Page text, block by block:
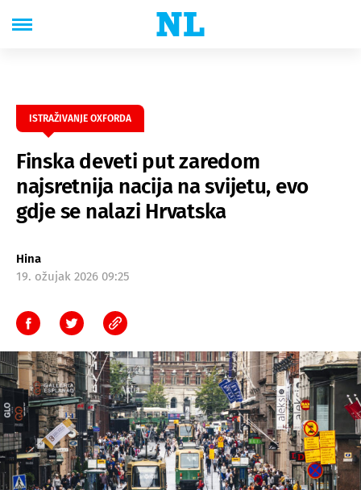
ISTRAŽIVANJE OXFORDA
Finska deveti put zaredom
najsretnija nacija na svijetu, evo
gdje se nalazi Hrvatska
Hina
19. ožujak 2026 09:25